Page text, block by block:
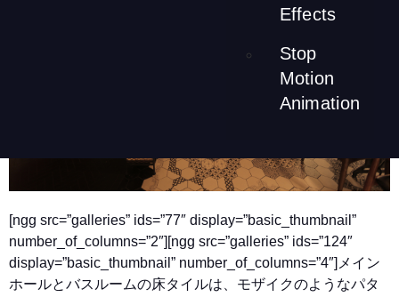
Effects
Stop
Motion
Animation
[ngg src=”galleries” ids=”77″ display=”basic_thumbnail”
number_of_columns=”2″][ngg src=”galleries” ids=”124″
display=”basic_thumbnail” number_of_columns=”4″] メイン
ホールとバスルームの床タイルは、モザイクのようなパタ